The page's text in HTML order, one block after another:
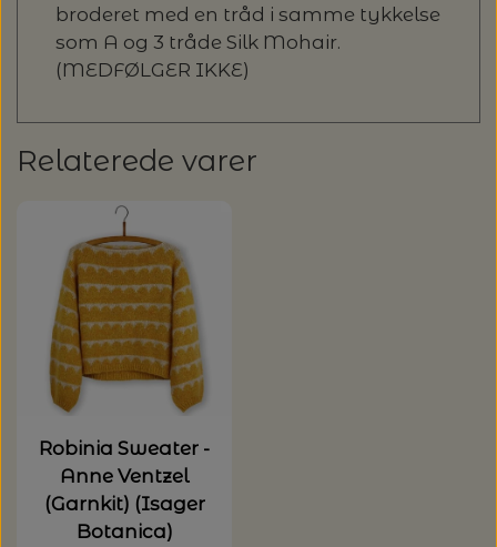
broderet med en tråd i samme tykkelse
som A og 3 tråde Silk Mohair.
(MEDFØLGER IKKE)
Relaterede varer
Robinia Sweater -
Anne Ventzel
(Garnkit) (Isager
Botanica)